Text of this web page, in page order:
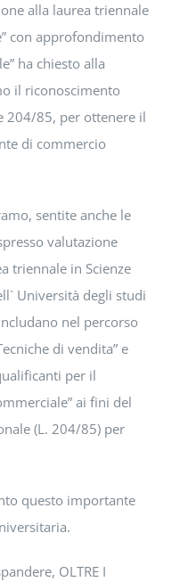
alla laurea triennale
con approfondimento
ha chiesto alla
il riconoscimento
204/85, per ottenere il
di commercio
sentite anche le
valutazione
triennale in Scienze
Università degli studi
nel percorso
di vendita” e
per il
ai fini del
(L. 204/85) per
questo importante
OLTRE I